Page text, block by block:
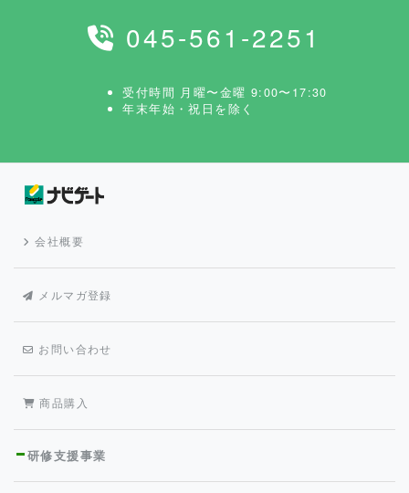
045-561-2251
受付時間 月曜〜金曜 9:00〜17:30
年末年始・祝日を除く
会社概要
メルマガ登録
お問い合わせ
商品購入
研修支援事業